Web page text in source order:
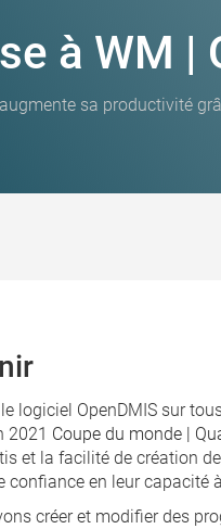
à WM |
sa productivité
logiciel OpenDMIS sur
2021 Coupe du monde |
et la facilité de création
confiance en leur capacité
créer et modifier des